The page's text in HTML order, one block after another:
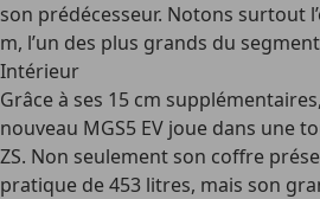
son prédécesseur. Notons surtout
m, l’un des plus grands du
Intérieur
Grâce à ses 15 cm
nouveau MGS5 EV joue dans une
ZS. Non seulement son coffre
pratique de 453 litres, mais son